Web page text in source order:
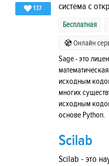
137
система с
Бесплатная
Онлайн
Sage - это
исходным
многих
исходным
основе Python.
Scilab
Scilab - это